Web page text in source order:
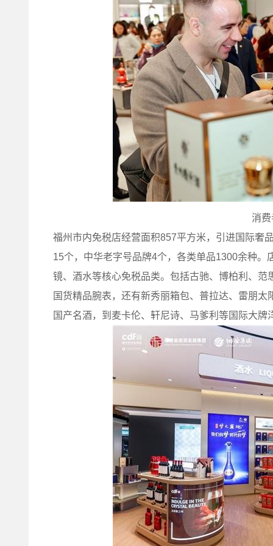
消
福州市内免税店经营面积857平方米，引进国际奢
15个，中华老字号品牌4个，各类单品1300余种
镜、酒水等核心免税品类。包括古驰、博柏利、
国货精品腕表，还有新秀丽箱包、普拉达、雷朋
国产名酒，到麦卡伦、轩尼诗、马爹利等国际大